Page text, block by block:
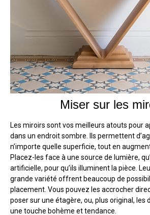
Miser sur les
Les miroirs sont vos meilleurs atouts pour
dans un endroit sombre. Ils permettent
n’importe quelle superficie, tout en
Placez-les face à une source de lumière,
artificielle, pour qu’ils illuminent la pièce.
grande variété offrent beaucoup de
placement. Vous pouvez les accrocher
poser sur une étagère, ou, plus original, les
une touche bohème et tendance.